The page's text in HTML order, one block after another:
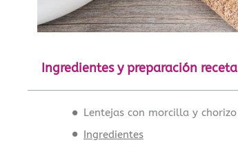
Ingredientes y preparación receta
Lentejas con morcilla y chorizo
Ingredientes